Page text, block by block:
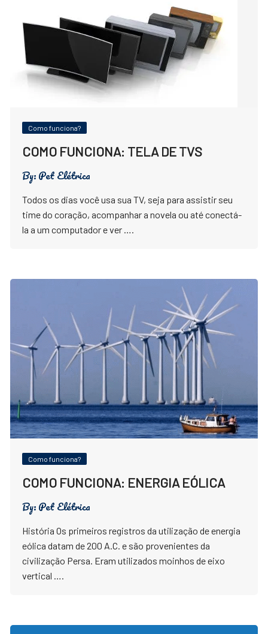
Como funciona?
COMO FUNCIONA: TELA DE TVS
By:Pet Elétrica
Todos os dias você usa sua TV, seja para assistir seu
time do coração, acompanhar a novela ou até conectá-
la a um computador e ver ….
Como funciona?
COMO FUNCIONA: ENERGIA EÓLICA
By:Pet Elétrica
História Os primeiros registros da utilização de energia
eólica datam de 200 A.C. e são provenientes da
civilização Persa. Eram utilizados moinhos de eixo
vertical ….